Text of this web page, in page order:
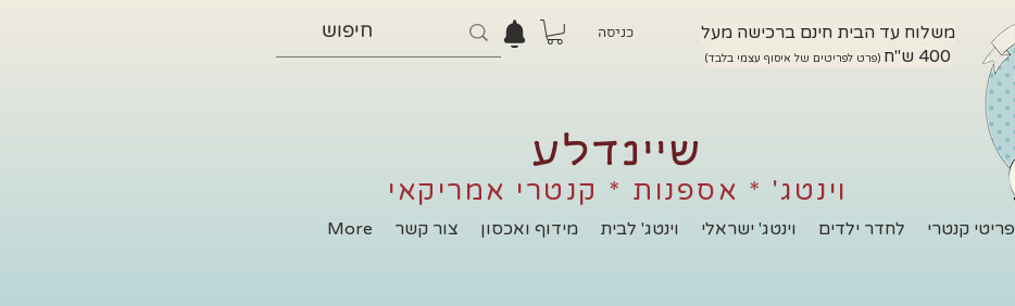
כניסה
משלוח עד הבית חינם ברכישה מעל
400 ש"ח
(פרט לפריטים של איסוף עצמי בלבד)
שיינדלע
וינטג' * אספנות * קנטרי אמריקאי
פריטי קנטרי לחדר ילדים וינטג' ישראלי וינטג' לבית מידוף ואכסון צור קשר More